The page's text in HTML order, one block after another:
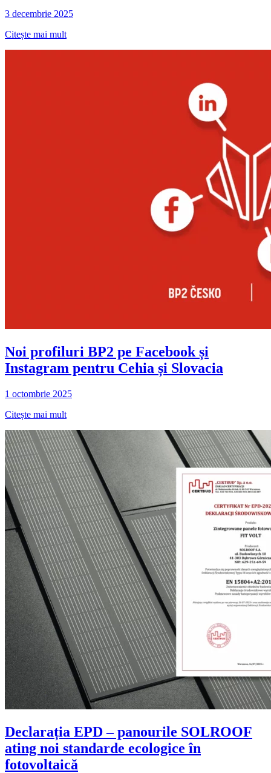
3 decembrie 2025
Citește mai mult
Noi profiluri BP2 pe Facebook și
Instagram pentru Cehia și Slovacia
1 octombrie 2025
Citește mai mult
Declarația EPD – panourile SOLROOF
ating noi standarde ecologice în
fotovoltaică